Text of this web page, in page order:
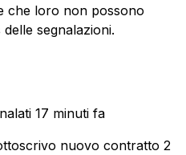
che loro non possono
segnalazioni.
17 minuti fa
nuovo contratto 2